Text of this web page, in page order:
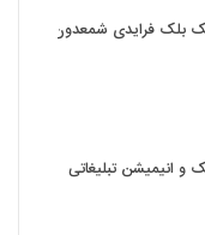
بلک فرایدی شمعدون
و انیمیشن تبلیغاتی